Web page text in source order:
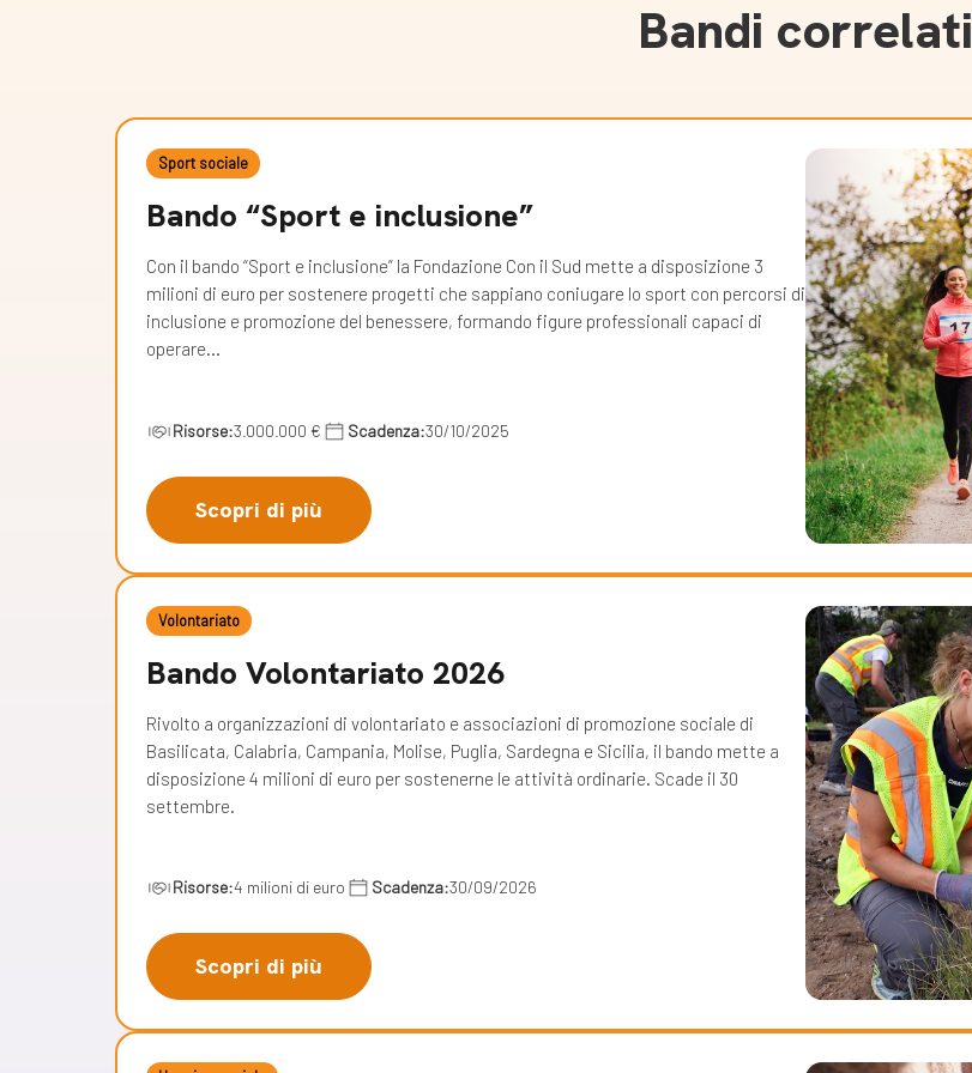
Bandi correlati
Sport sociale
Bando “Sport e inclusione”
Con il bando “Sport e inclusione” la Fondazione Con il Sud mette a disposizione 3
milioni di euro per sostenere progetti che sappiano coniugare lo sport con percorsi di
inclusione e promozione del benessere, formando figure professionali capaci di
operare…
Risorse:3.000.000 € Scadenza:30/10/2025
Scopri di più
Volontariato
Bando Volontariato 2026
Rivolto a organizzazioni di volontariato e associazioni di promozione sociale di
Basilicata, Calabria, Campania, Molise, Puglia, Sardegna e Sicilia, il bando mette a
disposizione 4 milioni di euro per sostenerne le attività ordinarie. Scade il 30
settembre.
Risorse:4 milioni di euro Scadenza:30/09/2026
Scopri di più